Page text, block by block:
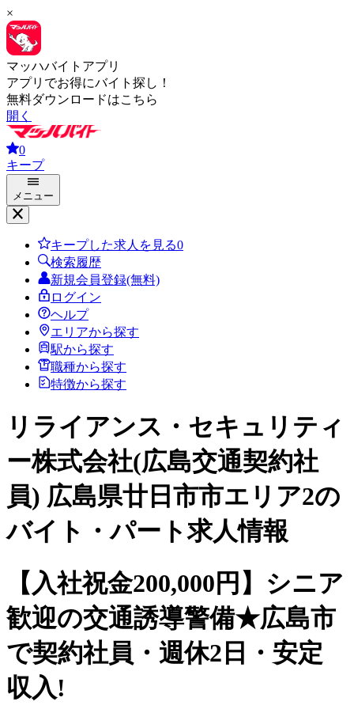
×
マッハバイトアプリ
アプリでお得にバイト探し！
無料ダウンロードはこちら
開く
0
キープ
メニュー
キープした求人を見る0
検索履歴
新規会員登録(無料)
ログイン
ヘルプ
エリアから探す
駅から探す
職種から探す
特徴から探す
リライアンス・セキュリティ
ー株式会社(広島交通契約社
員) 広島県廿日市市エリア2の
バイト・パート求人情報
【入社祝金200,000円】シニア
歓迎の交通誘導警備★広島市
で契約社員・週休2日・安定
収入!